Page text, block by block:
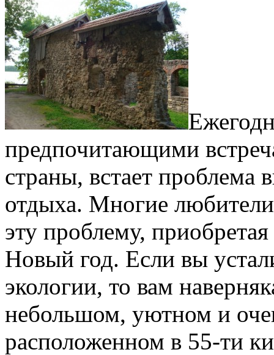
предпочитающими
страны, встает проблема
отдыха. Многие
эту проблему,
Новый год. Если вы
экологии, то вам
небольшом, уютном и
расположенном в 55-ти